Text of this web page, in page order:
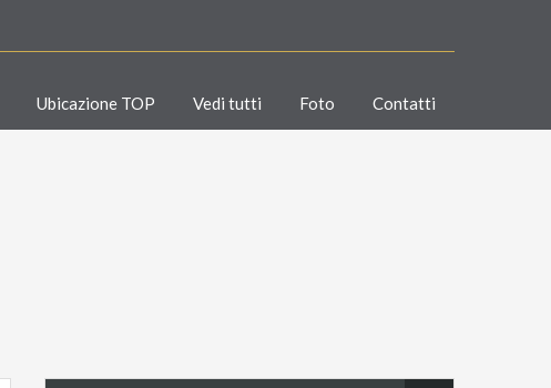
Ubicazione TOP Vedi tutti Foto Contatti